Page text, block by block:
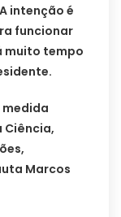
intenção é
funcionar
muito tempo
Ciência,
Marcos